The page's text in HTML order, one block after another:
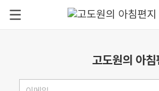
고도원의 아침